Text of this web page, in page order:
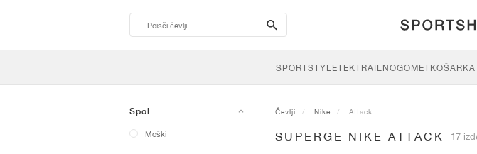
search-
btn
SPORTSTYLETEKTRAILNOGOMETKOŠARKA
Spol
Moški
Čevlji Nike Attack
SUPERGE NIKE ATTACK 17